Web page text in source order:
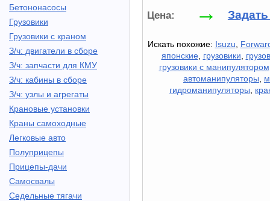
Бетононасосы
Грузовики
Грузовики с краном
З/ч: двигатели в сборе
З/ч: запчасти для КМУ
З/ч: кабины в сборе
З/ч: узлы и агрегаты
Крановые установки
Краны самоходные
Легковые авто
Полуприцепы
Прицепы-дачи
Самосвалы
Седельные тягачи
Цена: →
Искать похожие: Isuzu,
японские, грузовики,
грузовики с манипулятором
автоманипуляторы,
гидроманипуляторы,